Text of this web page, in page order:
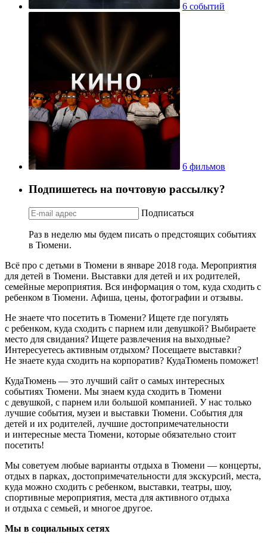
6 событий
6 фильмов
Подпишетесь на почтовую рассылку?
Подписаться
Раз в неделю мы будем писать о предстоящих событиях
в Тюмени.
Всё про с детьми в Тюмени в январе 2018 года. Мероприятия
для детей в Тюмени. Выставки для детей и их родителей,
семейные мероприятия. Вся информация о том, куда сходить с
ребенком в Тюмени. Афиша, цены, фотографии и отзывы.
Не знаете что посетить в Тюмени? Ищете где погулять
с ребенком, куда сходить с парнем или девушкой? Выбираете
место для свидания? Ищете развлечения на выходные?
Интересуетесь активным отдыхом? Посещаете выставки?
Не знаете куда сходить на корпоратив? КудаТюмень поможет!
КудаТюмень — это лучший сайт о самых интересных
событиях Тюмени. Мы знаем куда сходить в Тюмени
с девушкой, с парнем или большой компанией. У нас только
лучшие события, музеи и выставки Тюмени. События для
детей и их родителей, лучшие достопримечательности
и интересные места Тюмени, которые обязательно стоит
посетить!
Мы советуем любые варианты отдыха в Тюмени — концерты,
отдых в парках, достопримечательности для экскурсий, места,
куда можно сходить с ребенком, выставки, театры, шоу,
спортивные мероприятия, места для активного отдыха
и отдыха с семьей, и многое другое.
Мы в социальных сетях